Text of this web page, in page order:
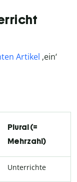
Artikel ‚ein‘
Plural (=
Mehrzahl)
Unterrichte